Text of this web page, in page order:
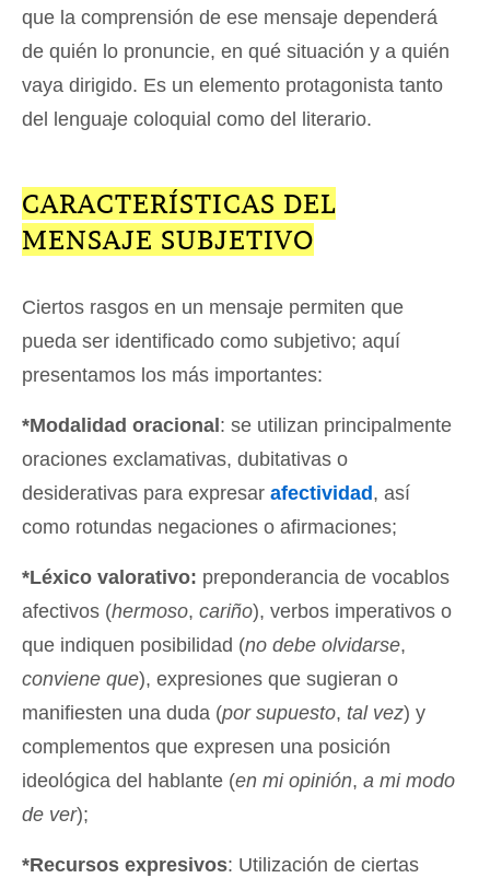
que la comprensión de ese mensaje dependerá
de quién lo pronuncie, en qué situación y a quién
vaya dirigido. Es un elemento protagonista tanto
del lenguaje coloquial como del literario.
CARACTERÍSTICAS DEL
MENSAJE SUBJETIVO
Ciertos rasgos en un mensaje permiten que
pueda ser identificado como subjetivo; aquí
presentamos los más importantes:
*Modalidad oracional : se utilizan principalmente
oraciones exclamativas, dubitativas o
desiderativas para expresar afectividad , así
como rotundas negaciones o afirmaciones;
*Léxico valorativo: preponderancia de vocablos
afectivos (hermoso, cariño), verbos imperativos o
que indiquen posibilidad (no debe olvidarse,
conviene que), expresiones que sugieran o
manifiesten una duda (por supuesto, tal vez) y
complementos que expresen una posición
ideológica del hablante (en mi opinión, a mi modo
de ver);
*Recursos expresivos: Utilización de ciertas